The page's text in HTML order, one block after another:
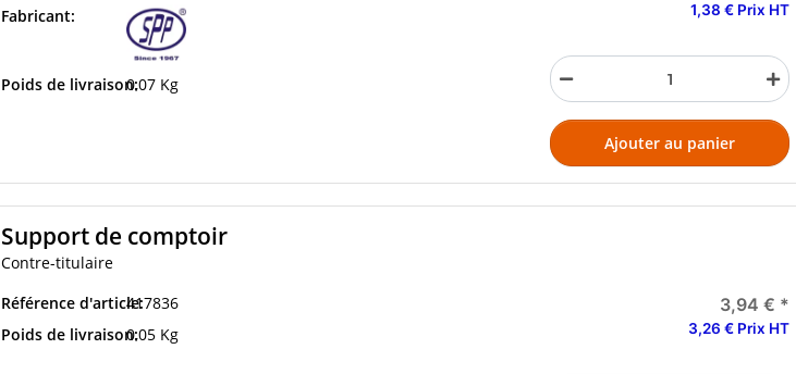
Fabricant:
Poids de livraison:0,07 Kg
1,38 € Prix HT
Ajouter au panier
Support de comptoir
Contre-titulaire
Référence d'article:417836
Poids de livraison:0,05 Kg
3,94 € *
3,26 € Prix HT